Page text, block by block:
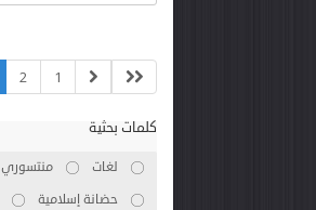
1
2
كلمات بحثية
لغات منتسوري
حضانة إسلامية